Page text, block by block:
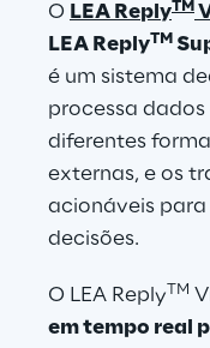
O L EA ReplyTM
LEA ReplyTM
é um sistema
processa
diferentes
externas, e os
acionáveis
decisões.
O LEA ReplyTM
em tempo real